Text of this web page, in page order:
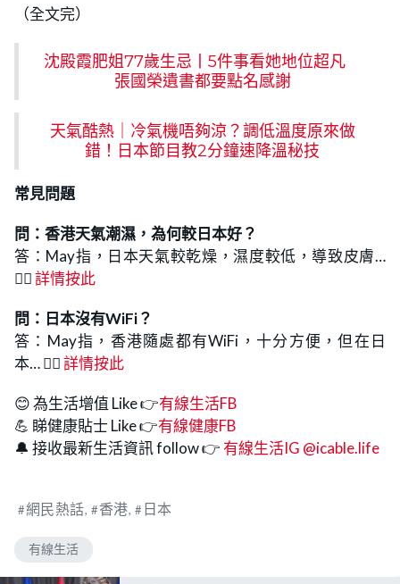
（全文完）
沈殿霞肥姐77歲生忌丨5件事看她地位超凡
張國榮遺書都要點名感謝
天氣酷熱｜冷氣機唔夠涼？調低溫度原來做
錯！日本節目教2分鐘速降溫秘技
常見問題
問： 香港天氣潮濕 ，為何較日本好？
答：May指，日本天氣較乾燥，濕度較低，導致皮膚…
👉🏻詳情按此
問： 日本沒有WiFi？
答：May指，香港隨處都有WiFi，十分方便，但在日
本… 👉🏻詳情按此
😊 為生活增值 Like 👉有線生活FB
💪 睇健康貼士 Like 👉有線健康FB
🔔 接收最新生活資訊 follow 👉 有線生活IG @icable.life
網民熱話 香港 日本
有線生活